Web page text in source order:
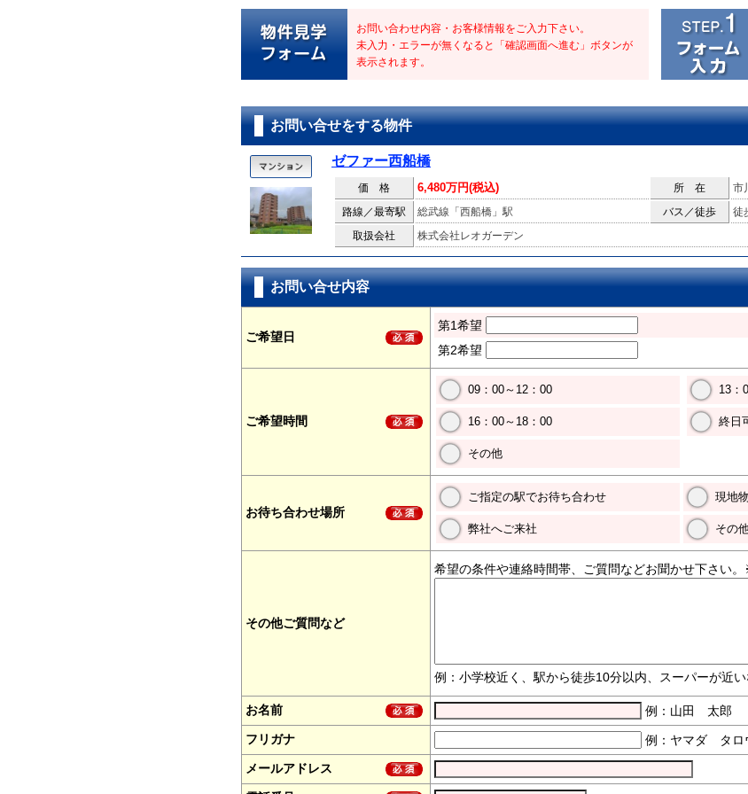
お問い合わせ内容・お客様情報をご入力下さい。
未入力・エラーが無くなると「確認画面へ進む」ボタンが
表示されます。
お問い合せをする物件
ゼファー西船橋
価 格 6,480万円(税込) 所 在
市
路線／最寄駅
総武線「西船橋」駅 バス／徒歩
徒
取扱会社
株式会社レオガーデン
お問い合せ内容
ご希望日
第1希望
第2希望
ご希望時間
09：00～12：00 13：
16：00～18：00 終日
その他
お待ち合わせ場所
ご指定の駅でお待ち合わせ 現地
弊社へご来社 その
その他ご質問など
希望の条件や連絡時間帯、ご質問などお聞かせ下さい
例：小学校近く、駅から徒歩10分以内、スーパーが近
お名前
例：山田 太郎
フリガナ
例：ヤマダ タロ
メールアドレス